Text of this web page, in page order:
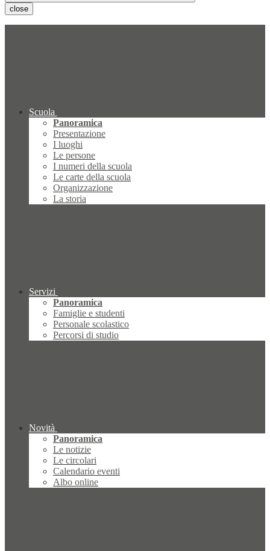
close
Scuola
Panoramica
Presentazione
I luoghi
Le persone
I numeri della scuola
Le carte della scuola
Organizzazione
La storia
Servizi
Panoramica
Famiglie e studenti
Personale scolastico
Percorsi di studio
Novità
Panoramica
Le notizie
Le circolari
Calendario eventi
Albo online